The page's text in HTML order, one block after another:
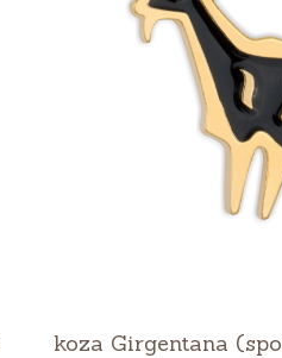
koza Girgentana